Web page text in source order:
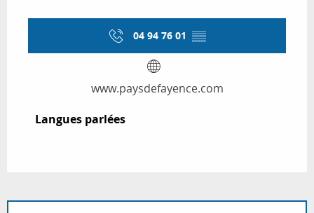
04 94 76 01 ▒▒
www.paysdefayence.com
Langues parlées
Langues parlées